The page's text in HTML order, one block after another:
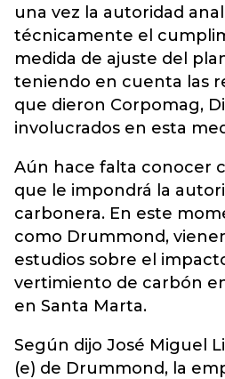
una vez la autoridad
técnicamente el
medida de ajuste del
teniendo en cuenta las
que dieron Corpomag,
involucrados en esta
Aún hace falta conocer
que le impondrá la
carbonera. En este
como Drummond,
estudios sobre el
vertimiento de carbón
en Santa Marta.
Según dijo José Miguel
(e) de Drummond, la